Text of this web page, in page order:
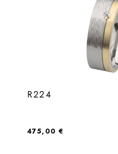
R224
Regulärer Preis:
475,00 €